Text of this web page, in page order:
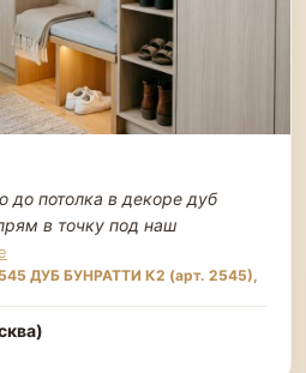
до потолка в декоре дуб
в точку под наш
ДУБ БУНРАТТИ К2 (арт. 2545),